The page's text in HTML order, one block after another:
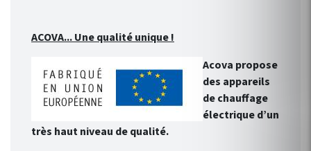
ACOVA... Une qualité unique !
Acova propose
des appareils
de chauffage
électrique d’un
très haut niveau de qualité.